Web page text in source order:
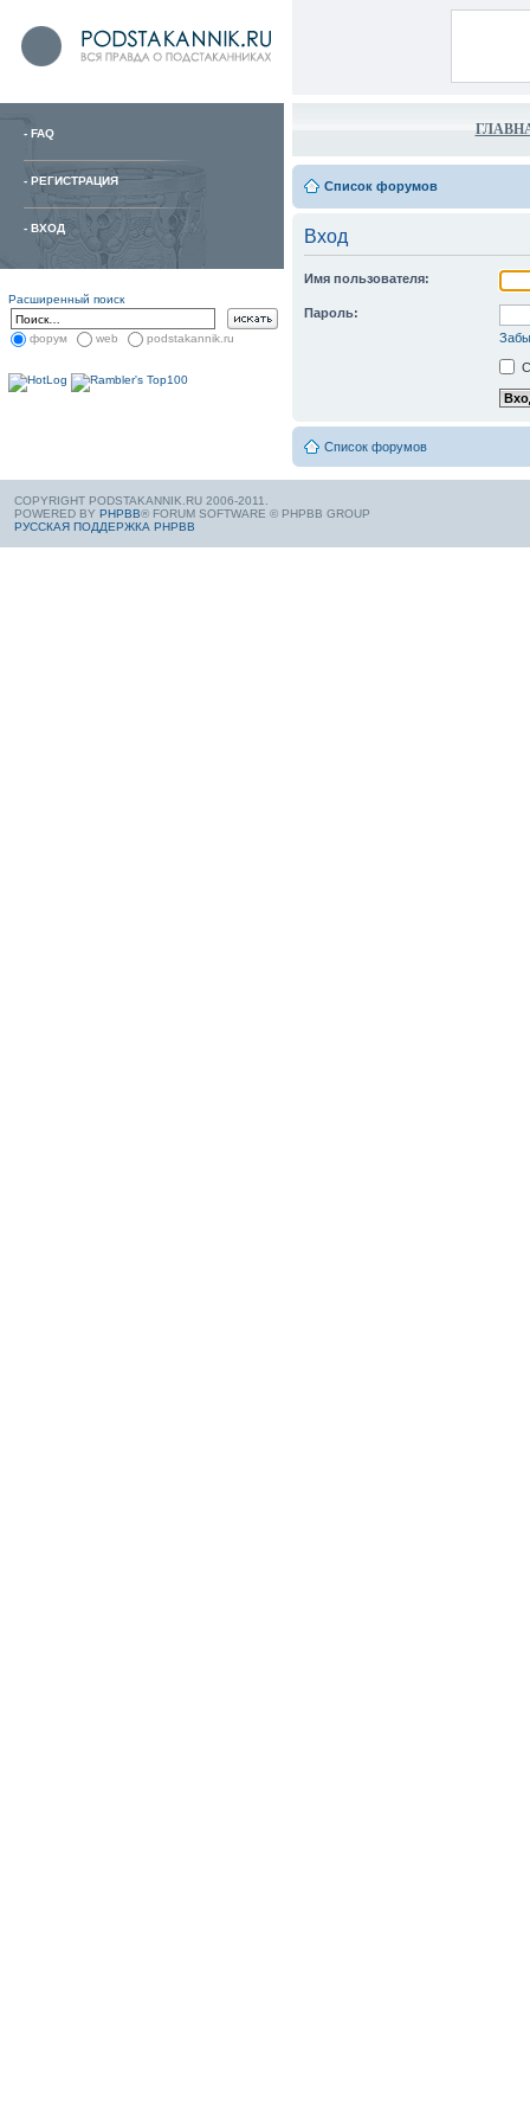
- FAQ
- РЕГИСТРАЦИЯ
- ВХОД
Расширенный поиск
форум web podstakannik.ru
Список форумов
Вход
Имя пользователя:
Пароль:
Список форумов
COPYRIGHT PODSTAKANNIK.RU 2006-2011.
POWERED BY PHPBB® FORUM SOFTWARE © PHPBB GROUP
РУССКАЯ ПОДДЕРЖКА PHPBB